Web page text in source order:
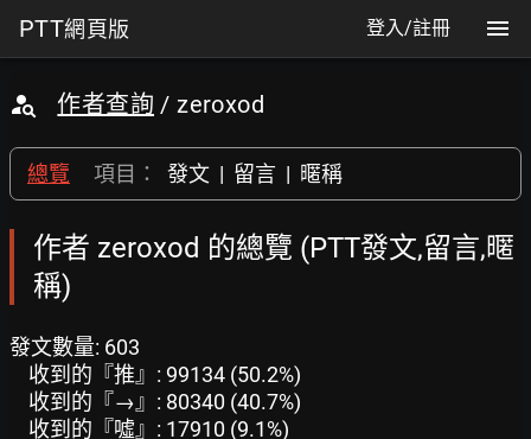
PTT網頁版 登入/註冊
作者查詢 / zeroxod
總覽 項目： 發文 | 留言 | 暱稱
作者 zeroxod 的總覽 (PTT發文,留言,暱
稱)
發文數量: 603
收到的『推』: 99134 (50.2%)
收到的『→』: 80340 (40.7%)
收到的『噓』: 17910 (9.1%)